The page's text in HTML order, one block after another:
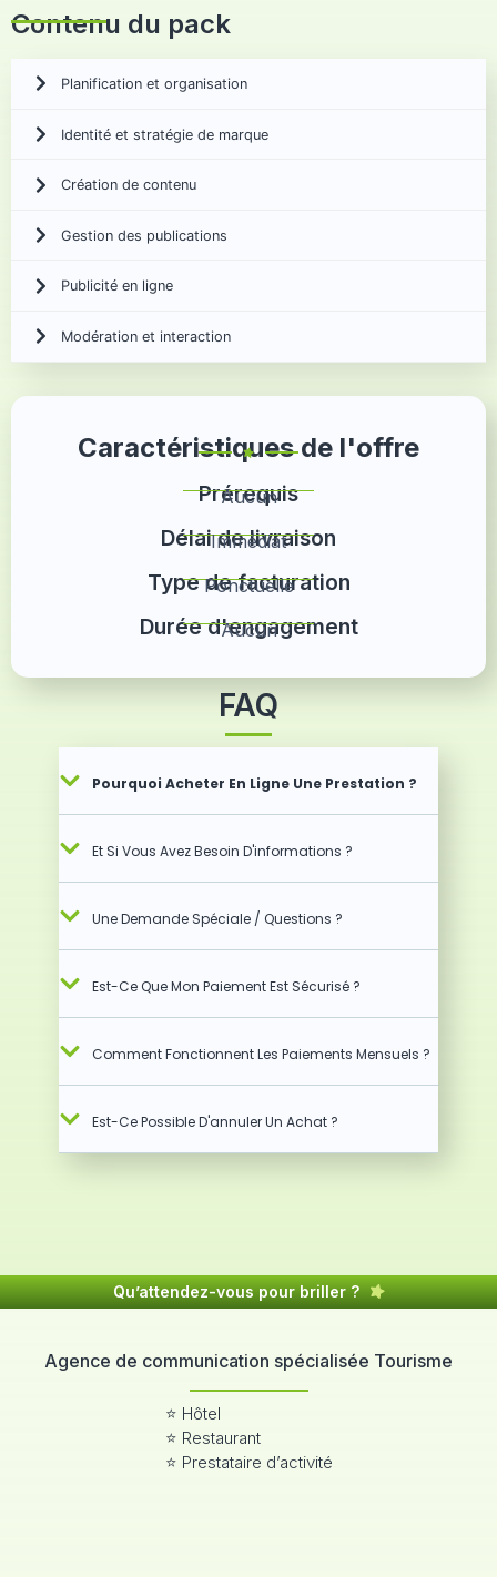
Contenu du pack
Planification et organisation
Identité et stratégie de marque
Création de contenu
Gestion des publications
Publicité en ligne
Modération et interaction
Caractéristiques de l'offre
Prérequis
Aucun
Délai de livraison
Immédiat
Type de facturation
Ponctuelle
Durée d'engagement
Aucun
FAQ
Pourquoi Acheter En Ligne Une Prestation ?
Et Si Vous Avez Besoin D'informations ?
Une Demande Spéciale / Questions ?
Est-Ce Que Mon Paiement Est Sécurisé ?
Comment Fonctionnent Les Paiements Mensuels ?
Est-Ce Possible D'annuler Un Achat ?
Qu’attendez-vous pour briller ?
Agence de communication spécialisée Tourisme
⭐ Hôtel
⭐ Restaurant
⭐ Prestataire d’activité